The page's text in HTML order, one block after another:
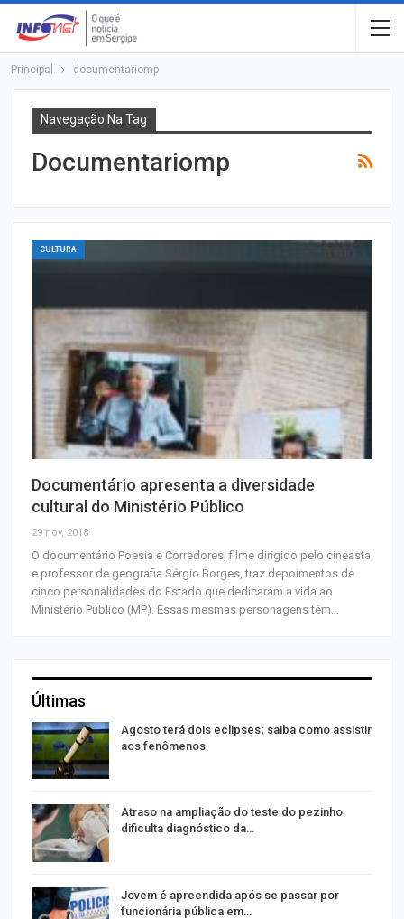
Principal documentariomp
Navegação Na Tag
Documentariomp
CULTURA
Documentário apresenta a diversidade
cultural do Ministério Público
29 nov, 2018
O documentário Poesia e Corredores, filme dirigido pelo cineasta
e professor de geografia Sérgio Borges, traz depoimentos de
cinco personalidades do Estado que dedicaram a vida ao
Ministério Público (MP). Essas mesmas personagens têm…
Últimas
Agosto terá dois eclipses; saiba como assistir
aos fenômenos
Atraso na ampliação do teste do pezinho
dificulta diagnóstico da…
Jovem é apreendida após se passar por
funcionária pública em…